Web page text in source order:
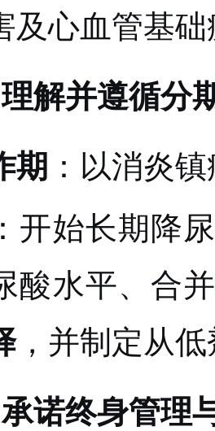
及心血管基
解并遵循分
期 ：以消炎
：开始长期降
酸水平、合
，并制定从
诺终身管理